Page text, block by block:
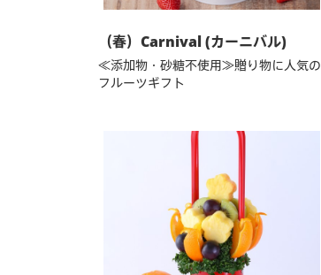
（春）Carnival (カーニバル)
≪添加物・砂糖不使用≫贈り物に人気の
フルーツギフト